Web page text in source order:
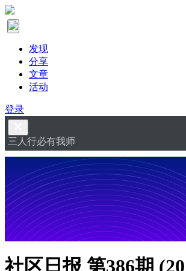
发现
分享
文章
活动
登录
三人行必有我师
社区日报 第386期